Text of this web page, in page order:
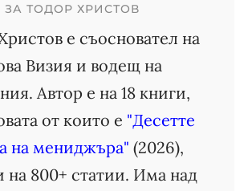
ЗА ТОДОР ХРИСТОВ
е съосновател на
Визия и водещ на
Автор е на 18 книги,
от които е "Десетте
на мениджъра" (2026),
на 800+ статии. Има над